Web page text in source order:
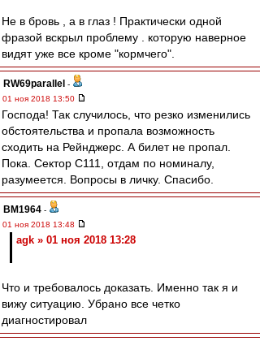
Не в бровь , а в глаз ! Практически одной
фразой вскрыл проблему . которую наверное
видят уже все кроме "кормчего".
RW69parallel -
01 ноя 2018 13:50
Господа! Так случилось, что резко изменились
обстоятельства и пропала возможность
сходить на Рейнджерс. А билет не пропал.
Пока. Сектор С111, отдам по номиналу,
разумеется. Вопросы в личку. Спасибо.
BM1964 -
01 ноя 2018 13:48
agk » 01 ноя 2018 13:28
Что и требовалось доказать. Именно так я и
вижу ситуацию. Убрано все четко
диагностировал